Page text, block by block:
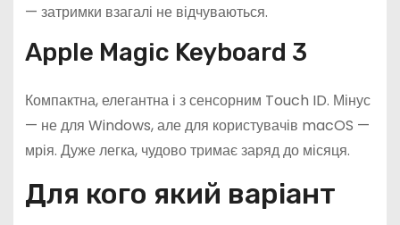
— затримки взагалі не відчуваються.
Apple Magic Keyboard 3
Компактна, елегантна і з сенсорним Touch ID. Мінус
— не для Windows, але для користувачів macOS —
мрія. Дуже легка, чудово тримає заряд до місяця.
Для кого який варіант